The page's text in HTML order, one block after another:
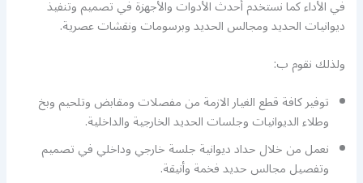
في الأداء كما نستخدم أحدث الأدوات والأجهزة في تصميم وتنفيذ
ديوانيات الحديد ومجالس الحديد وبرسومات ونقشات عصرية.
ولذلك نقوم ب:
توفير كافة قطع الغيار الازمة من مفصلات ومقابض وتلحيم وبخ
وطلاء الديوانيات وجلسات الحديد الخارجية والداخلية.
نعمل من خلال حداد ديوانية جلسة خارجي وداخلي في تصميم
وتفصيل مجالس حديد فخمة وأنيقة.